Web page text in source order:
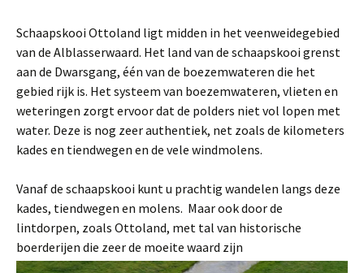
Schaapskooi Ottoland ligt midden in het veenweidegebied
van de Alblasserwaard. Het land van de schaapskooi grenst
aan de Dwarsgang, één van de boezemwateren die het
gebied rijk is. Het systeem van boezemwateren, vlieten en
weteringen zorgt ervoor dat de polders niet vol lopen met
water. Deze is nog zeer authentiek, net zoals de kilometers
kades en tiendwegen en de vele windmolens.
Vanaf de schaapskooi kunt u prachtig wandelen langs deze
kades, tiendwegen en molens. Maar ook door de
lintdorpen, zoals Ottoland, met tal van historische
boerderijen die zeer de moeite waard zijn